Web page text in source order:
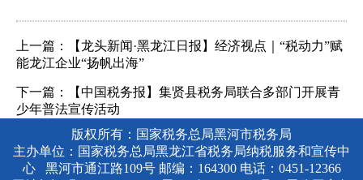
上一篇：【龙头新闻·黑龙江日报】经济视点｜“税动力”赋
能龙江企业“扬帆出海”
下一篇：【中国税务报】集贤县税务局联合多部门开展青
少年普法宣传活动
版权所有：国家税务总局黑河市税务局
主办单位：国家税务总局黑龙江省税务局纳税服务和宣传中
心 黑河市通江路109号 邮编：164300 电话：0451-12366